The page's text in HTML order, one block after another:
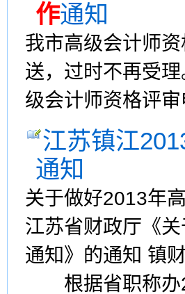
作通知
我市高级会计师
送，过时不再
级会计师资格评
江苏镇江
通知
关于做好2013年
江苏省财政厅《
通知》的通知 镇
根据省职称办